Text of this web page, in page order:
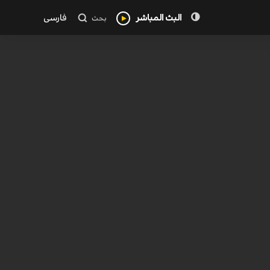
البث المباشر بحث فارسی